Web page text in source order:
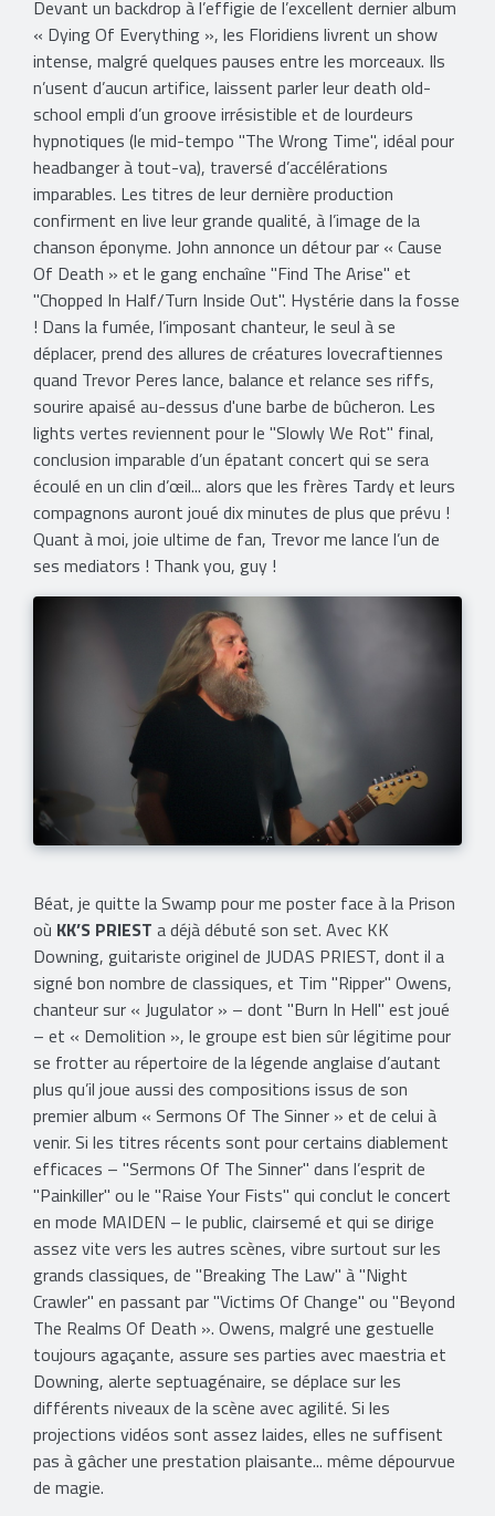
Devant un backdrop à l’effigie de l’excellent dernier album
« Dying Of Everything », les Floridiens livrent un show
intense, malgré quelques pauses entre les morceaux. Ils
n’usent d’aucun artifice, laissent parler leur death old-
school empli d’un groove irrésistible et de lourdeurs
hypnotiques (le mid-tempo "The Wrong Time", idéal pour
headbanger à tout-va), traversé d’accélérations
imparables. Les titres de leur dernière production
confirment en live leur grande qualité, à l’image de la
chanson éponyme. John annonce un détour par « Cause
Of Death » et le gang enchaîne "Find The Arise" et
"Chopped In Half/Turn Inside Out". Hystérie dans la fosse
! Dans la fumée, l’imposant chanteur, le seul à se
déplacer, prend des allures de créatures lovecraftiennes
quand Trevor Peres lance, balance et relance ses riffs,
sourire apaisé au-dessus d'une barbe de bûcheron. Les
lights vertes reviennent pour le "Slowly We Rot" final,
conclusion imparable d’un épatant concert qui se sera
écoulé en un clin d’œil... alors que les frères Tardy et leurs
compagnons auront joué dix minutes de plus que prévu !
Quant à moi, joie ultime de fan, Trevor me lance l’un de
ses mediators ! Thank you, guy !
Béat, je quitte la Swamp pour me poster face à la Prison
où KK’S PRIEST a déjà débuté son set. Avec KK
Downing, guitariste originel de JUDAS PRIEST, dont il a
signé bon nombre de classiques, et Tim "Ripper" Owens,
chanteur sur « Jugulator » – dont "Burn In Hell" est joué
– et « Demolition », le groupe est bien sûr légitime pour
se frotter au répertoire de la légende anglaise d’autant
plus qu’il joue aussi des compositions issus de son
premier album « Sermons Of The Sinner » et de celui à
venir. Si les titres récents sont pour certains diablement
efficaces – "Sermons Of The Sinner" dans l’esprit de
"Painkiller" ou le "Raise Your Fists" qui conclut le concert
en mode MAIDEN – le public, clairsemé et qui se dirige
assez vite vers les autres scènes, vibre surtout sur les
grands classiques, de "Breaking The Law" à "Night
Crawler" en passant par "Victims Of Change" ou "Beyond
The Realms Of Death ». Owens, malgré une gestuelle
toujours agaçante, assure ses parties avec maestria et
Downing, alerte septuagénaire, se déplace sur les
différents niveaux de la scène avec agilité. Si les
projections vidéos sont assez laides, elles ne suffisent
pas à gâcher une prestation plaisante... même dépourvue
de magie.